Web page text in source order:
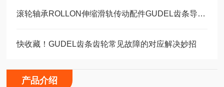
滚轮轴承ROLLON伸缩滑轨传动配件GUDEL齿条导轨福业选购
快收藏！GUDEL齿条齿轮常见故障的对应解决妙招
产品介绍